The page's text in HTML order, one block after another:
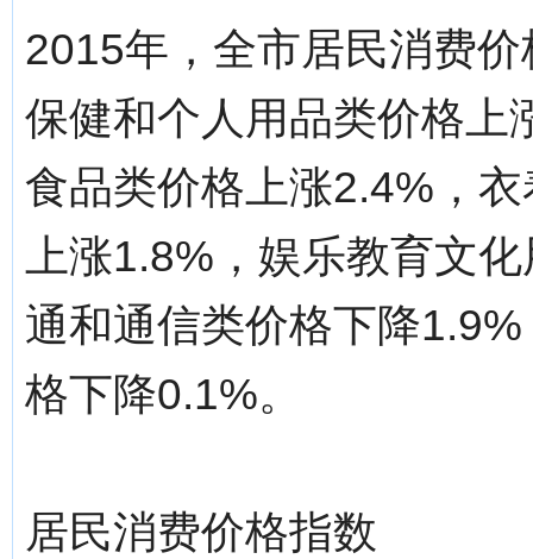
2015年，全市居民消费
保健和个人用品类价格上
食品类价格上涨2.4%，
上涨1.8%，娱乐教育文
通和通信类价格下降
格下降0.1%。
居民消费价格指数